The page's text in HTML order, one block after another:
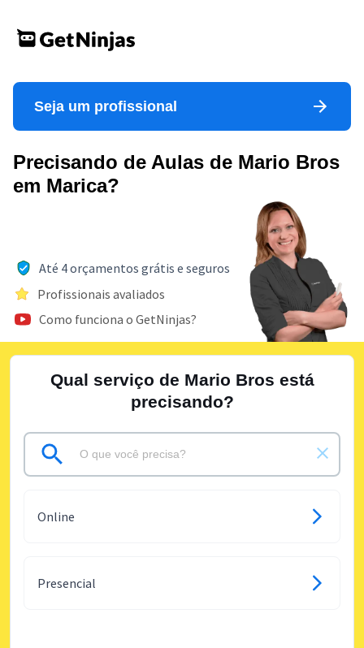
Seja um profissional
Precisando de Aulas de Mario Bros
em Marica?
Até 4 orçamentos grátis e seguros
Profissionais avaliados
Como funciona o GetNinjas?
Qual serviço de Mario Bros está
precisando?
Online
Presencial